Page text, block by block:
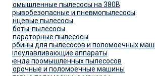
Промышленные пылесосы на 380В
Взрывобезопасные и пневмопылесосы
Ранцевые пылесосы
Роботы-пылесосы
Сепараторные пылесосы
Турбины для пылесосов и поломоечных
Пылеулавливающие аппараты
Аренда промышленных пылесосов
Уборочные и поломоечные машины